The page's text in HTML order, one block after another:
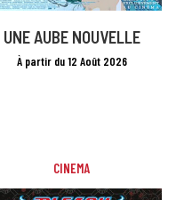
UNE AUBE NOUVELLE
À partir du 12 Août 2026
CINEMA